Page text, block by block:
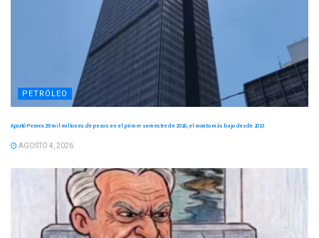
PETRÓLEO
Aportó Pemex 29 mil millones de pesos en el primer semestre de 2026, el monto más bajo desde 2013
AGOSTO 4, 2026